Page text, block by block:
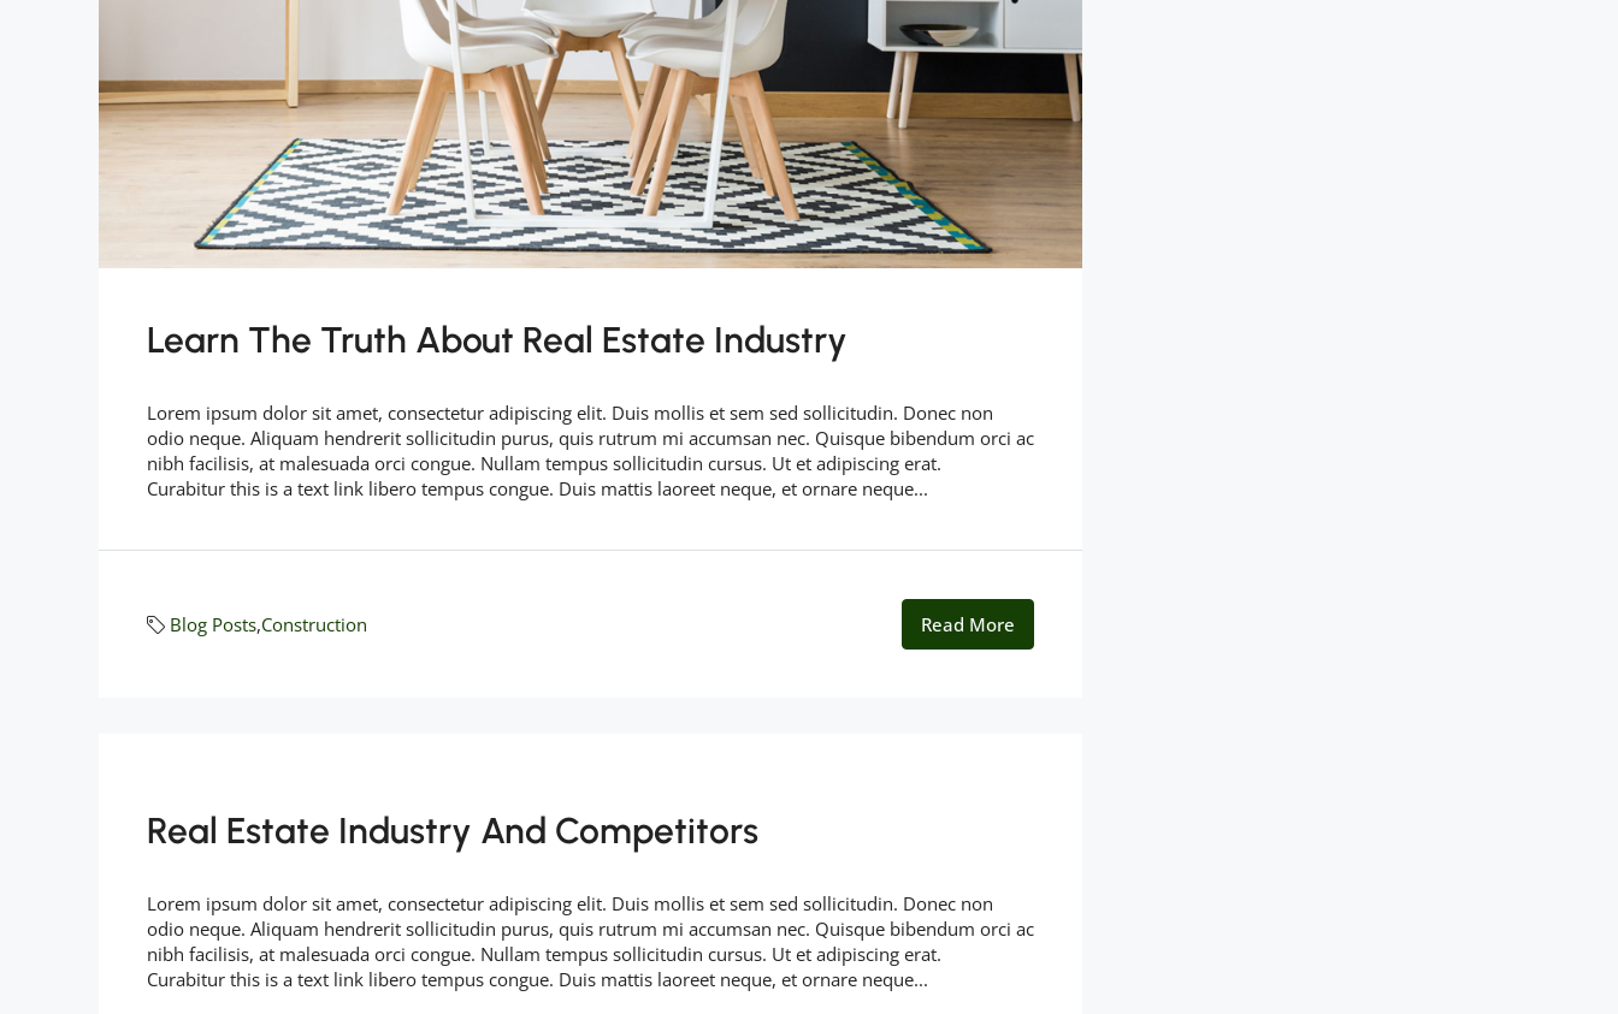
Learn The Truth About Real Estate Industry
Lorem ipsum dolor sit amet, consectetur adipiscing elit. Duis mollis et sem sed sollicitudin. Donec non
odio neque. Aliquam hendrerit sollicitudin purus, quis rutrum mi accumsan nec. Quisque bibendum orci ac
nibh facilisis, at malesuada orci congue. Nullam tempus sollicitudin cursus. Ut et adipiscing erat.
Curabitur this is a text link libero tempus congue. Duis mattis laoreet neque, et ornare neque...
Blog Posts,Construction Read More
Real Estate Industry And Competitors
Lorem ipsum dolor sit amet, consectetur adipiscing elit. Duis mollis et sem sed sollicitudin. Donec non
odio neque. Aliquam hendrerit sollicitudin purus, quis rutrum mi accumsan nec. Quisque bibendum orci ac
nibh facilisis, at malesuada orci congue. Nullam tempus sollicitudin cursus. Ut et adipiscing erat.
Curabitur this is a text link libero tempus congue. Duis mattis laoreet neque, et ornare neque...